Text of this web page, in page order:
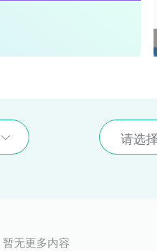
请选
暂无更多内容